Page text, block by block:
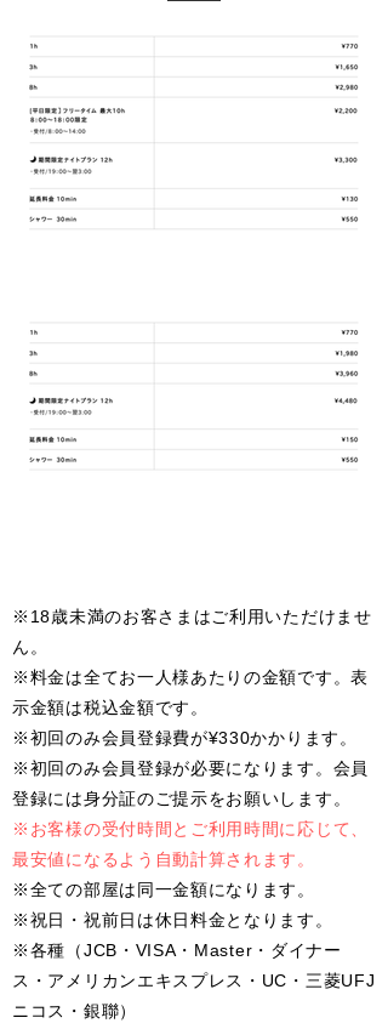
​※18歳未満のお客さまはご利用いただけませ
ん。
※料金は全てお一人様あたりの金額です。表
示金額は税込金額です。
※初回のみ会員登録費が¥330かかります。
​※初回のみ会員登録が必要になります。会員
登録には身分証のご提示をお願いします。
​※お客様の受付時間とご利用時間に応じて、
最安値になるよう自動計算されます。
※全ての部屋は同一金額になります。
​※祝日・祝前日は休日料金となります。
※各種（JCB・VISA・Master・ダイナー
ス・アメリカンエキスプレス・UC・三菱UFJ
ニコス・銀聯）